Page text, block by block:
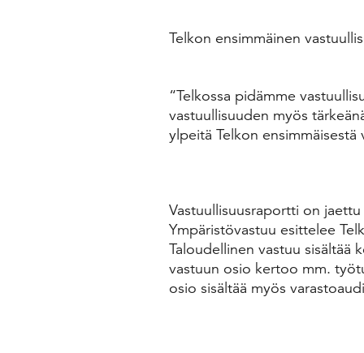
Telkon ensimmäinen
“Telkossa pidämme
vastuullisuuden myös
ylpeitä Telkon
Vastuullisuusraportti on
Ympäristövastuu esittelee
Taloudellinen vastuu sisältää
vastuun osio kertoo mm.
osio sisältää myös